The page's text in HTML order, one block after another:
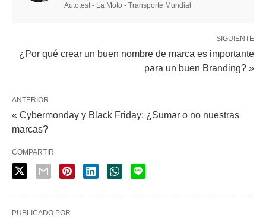
Autotest - La Moto - Transporte Mundial
SIGUIENTE
¿Por qué crear un buen nombre de marca es importante
para un buen Branding? »
ANTERIOR
« Cybermonday y Black Friday: ¿Sumar o no nuestras
marcas?
COMPARTIR
PUBLICADO POR